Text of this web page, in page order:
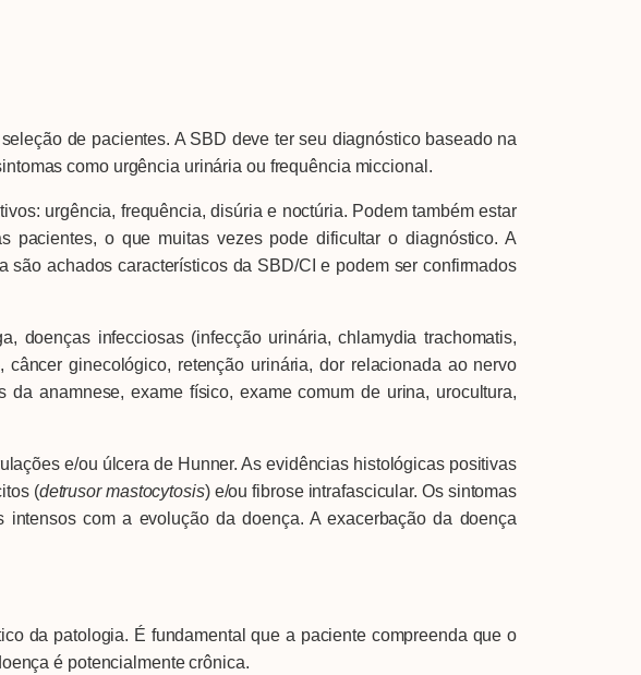
de pacientes. A SBD deve ter seu diagnóstico baseado na
como urgência urinária ou frequência miccional.
urgência, frequência, disúria e noctúria. Podem também estar
pacientes, o que muitas vezes pode dificultar o diagnóstico. A
achados característicos da SBD/CI e podem ser confirmados
infecciosas (infecção urinária, chlamydia trachomatis,
ginecológico, retenção urinária, dor relacionada ao nervo
anamnese, exame físico, exame comum de urina, urocultura,
e/ou úlcera de Hunner. As evidências histológicas positivas
(detrusor mastocytosis) e/ou fibrose intrafascicular. Os sintomas
com a evolução da doença. A exacerbação da doença
patologia. É fundamental que a paciente compreenda que o
é potencialmente crônica.